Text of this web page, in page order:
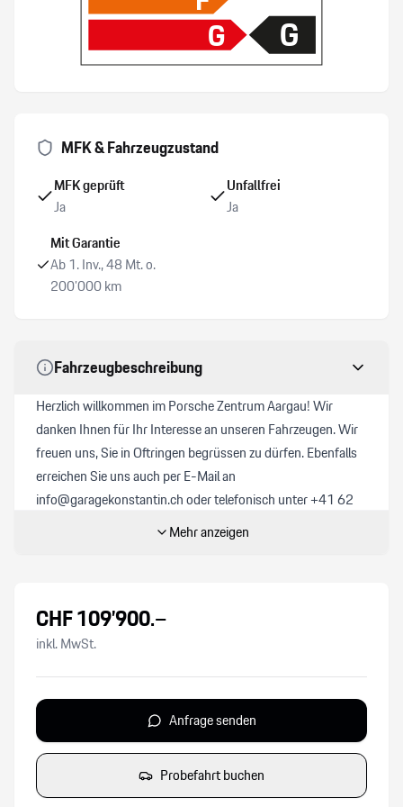
G G
MFK & Fahrzeugzustand
MFK geprüft
Ja
Unfallfrei
Ja
Mit Garantie
Ab 1. Inv., 48 Mt. o.
200’000 km
Fahrzeugbeschreibung
Herzlich willkommen im Porsche Zentrum Aargau! Wir
danken Ihnen für Ihr Interesse an unseren Fahrzeugen. Wir
freuen uns, Sie in Oftringen begrüssen zu dürfen. Ebenfalls
erreichen Sie uns auch per E-Mail an
info@garagekonstantin.ch oder telefonisch unter +41 62
791 19 11. Als Ihr Porsche-Partner haben wir vielleicht
schon Ihr Traum-Modell im Angebot. Alle unsere Neuwagen
durchlaufen zusätzlich den «Porsche Approved 111 Punkte
Check». Preisinformation:
850.- ein Ablieferungspaket an. Dies umfasst:
- Vollbetankung
- Autobahnvignette
- Komplette Fahrzeugaufbereitung innen und aussen inkl.
Mehr anzeigen
CHF109’900.–
inkl. MwSt.
Anfrage senden
Probefahrt buchen